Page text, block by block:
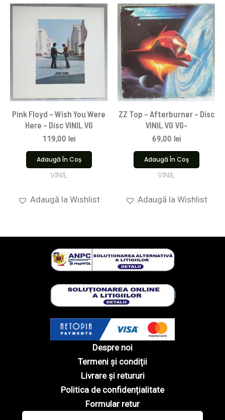
Pink Floyd ‎– Wish You Were
Here – Disc VINIL VG
119,00 lei
Adaugă În Coș
VINIL
Adaugă la Wishlist
ZZ Top – Afterburner – Disc
VINIL VG VG-
69,00 lei
Adaugă În Coș
VINIL
Adaugă la Wishlist
Despre noi
Termeni și condiții
Livrare și retururi
Politica de confidențialitate
Formular retur